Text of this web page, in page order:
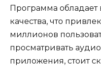
Программа
качества, что
миллионов
просматривать
приложения, стоит